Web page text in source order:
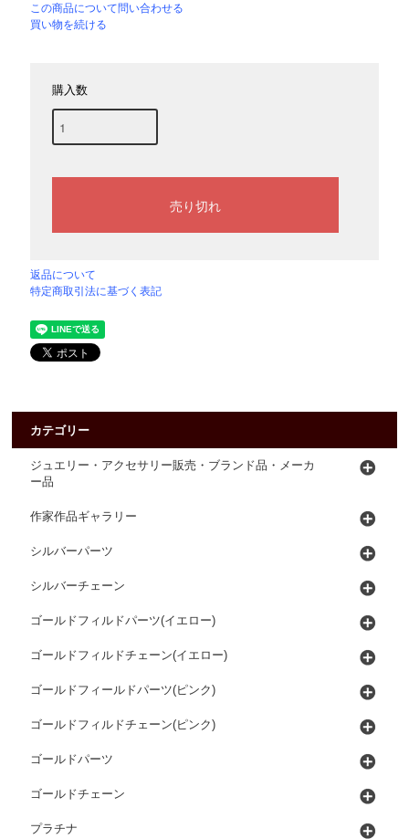
この商品について問い合わせる
買い物を続ける
購入数
返品について
特定商取引法に基づく表記
カテゴリー
ジュエリー・アクセサリー販売・ブランド品・メーカ
ー品
作家作品ギャラリー
シルバーパーツ
シルバーチェーン
ゴールドフィルドパーツ(イエロー)
ゴールドフィルドチェーン(イエロー)
ゴールドフィールドパーツ(ピンク)
ゴールドフィルドチェーン(ピンク)
ゴールドパーツ
ゴールドチェーン
プラチナ